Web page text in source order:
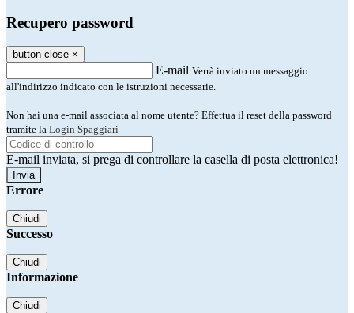
Recupero password
button close ×
E-mail Verrà inviato un messaggio
all'indirizzo indicato con le istruzioni necessarie.
Non hai una e-mail associata al nome utente? Effettua il reset della password
tramite la Login Spaggiari
E-mail inviata, si prega di controllare la casella di posta elettronica!
Errore
Chiudi
Successo
Chiudi
Informazione
Chiudi